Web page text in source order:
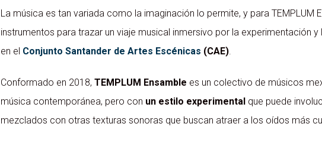
La música es tan variada como la imaginación lo permite, y para TEMPLUM
instrumentos para trazar un viaje musical inmersivo por la experimentación
en el Conjunto Santander de Artes Escénicas (CAE)
Conformado en 2018, TEMPLUM Ensamble es un colectivo de músicos
música contemporánea, pero con un estilo experimental que puede
mezclados con otras texturas sonoras que buscan atraer a los oídos más